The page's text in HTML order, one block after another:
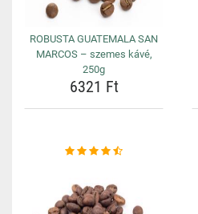
ROBUSTA GUATEMALA SAN
MARCOS – szemes kávé,
250g
6321 Ft